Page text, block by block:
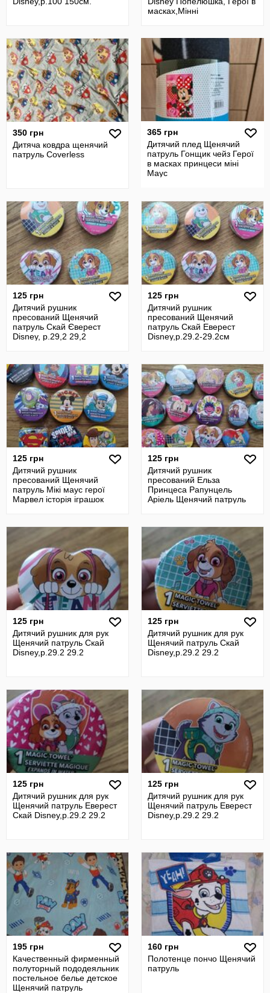
масках,Мінні
350 грн
Дитяча ковдра щенячий
патруль Coverless
365 грн
Дитячий плед Щенячий
патруль Гонщик чейз Герої
в масках принцеси міні
Маус
125 грн
Дитячий рушник
пресований Щенячий
патруль Скай Єверест
Disney, р.29,2 29,2
125 грн
Дитячий рушник
пресований Щенячий
патруль Скай Еверест
Disney,р.29.2-29.2см
125 грн
Дитячий рушник
пресований Щенячий
патруль Мікі маус герої
Марвел історія іграшок
125 грн
Дитячий рушник
пресований Ельза
Принцеса Рапунцель
Аріель Щенячий патруль
125 грн
Дитячий рушник для рук
Щенячий патруль Скай
Disney,р.29.2 29.2
125 грн
Дитячий рушник для рук
Щенячий патруль Скай
Disney,р.29.2 29.2
125 грн
Дитячий рушник для рук
Щенячий патруль Еверест
Скай Disney,р.29.2 29.2
125 грн
Дитячий рушник для рук
Щенячий патруль Еверест
Disney,р.29.2 29.2
195 грн
Качественный фирменный
полуторный пододеяльник
постельное белье детское
Щенячий патруль
160 грн
Полотенце пончо Щенячий
патруль